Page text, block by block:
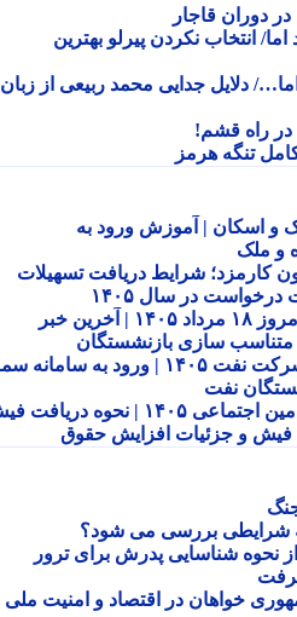
قاجار
نکردن پیرلو بهترین
جدایی محمد ربیعی از زبان
راه قشم!
تنگه هرمز
اسکان | آموزش ورود به
شرایط دریافت تسهیلات
در سال ۱۴۰۵
اخبار بازنشستگان کشوری امروز ۱۸ مرداد ۱۴۰۵ | آخرین خبر
سازی بازنشستگان
فیش حقوقی بازنشستگان شرکت نفت ۱۴۰۵ | ورود به سامانه سما
نفت
فیش حقوقی بازنشستگان تامین اجتماعی ۱۴۰۵ | نحوه دریافت فیش
و جزئیات افزایش حقوق
بررسی می شود؟
شناسایی پدرش برای ترور
در اقتصاد و امنیت ملی را